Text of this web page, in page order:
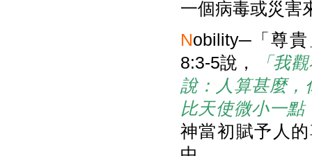
一個病毒或災害
Nobility─「尊
8:3-5說，
「我
說：人算甚麼，
比天使微小一
神當初賦予人